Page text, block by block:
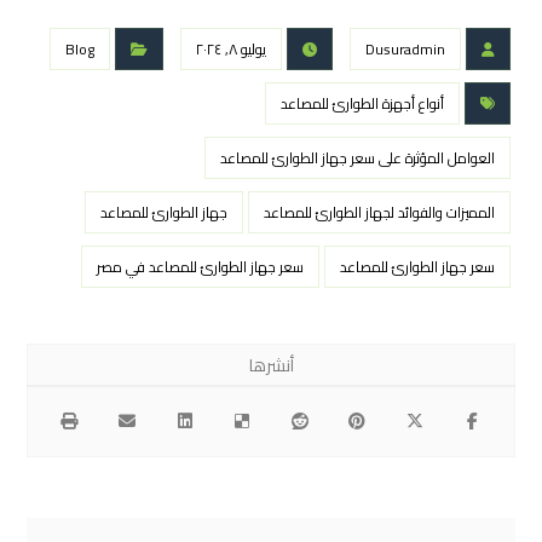
Dusuradmin يوليو ٨, ٢٠٢٤
Blog
أنواع أجهزة الطوارئ للمصاعد
العوامل المؤثرة على سعر جهاز الطوارئ للمصاعد
المميزات والفوائد لجهاز الطوارئ للمصاعد
جهاز الطوارئ للمصاعد
سعر جهاز الطوارئ للمصاعد
سعر جهاز الطوارئ للمصاعد في مصر